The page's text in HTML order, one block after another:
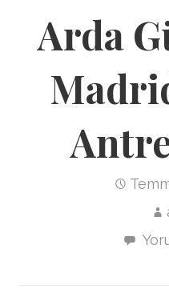
Arda